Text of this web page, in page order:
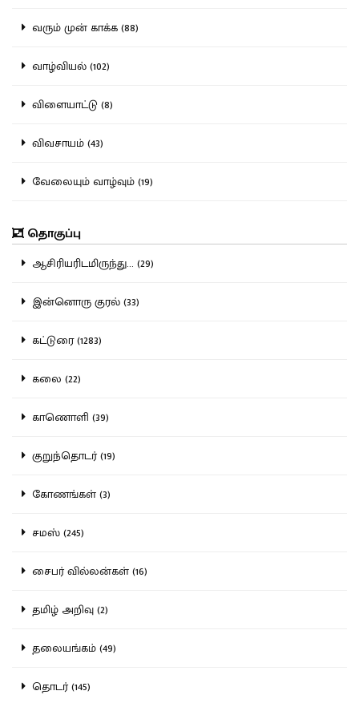
வரும் முன் காக்க (88)
வாழ்வியல் (102)
விளையாட்டு (8)
விவசாயம் (43)
வேலையும் வாழ்வும் (19)
தொகுப்பு
ஆசிரியரிடமிருந்து... (29)
இன்னொரு குரல் (33)
கட்டுரை (1283)
கலை (22)
காணொளி (39)
குறுந்தொடர் (19)
கோணங்கள் (3)
சமஸ் (245)
சைபர் வில்லன்கள் (16)
தமிழ் அறிவு (2)
தலையங்கம் (49)
தொடர் (145)